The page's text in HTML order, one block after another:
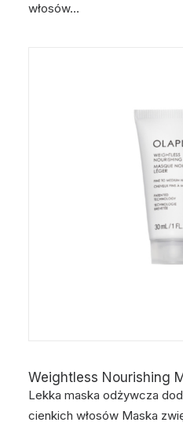
włosów…
Weightless Nourishing
Lekka maska odżywcza
cienkich włosów Maska